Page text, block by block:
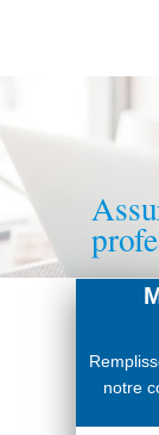
notre